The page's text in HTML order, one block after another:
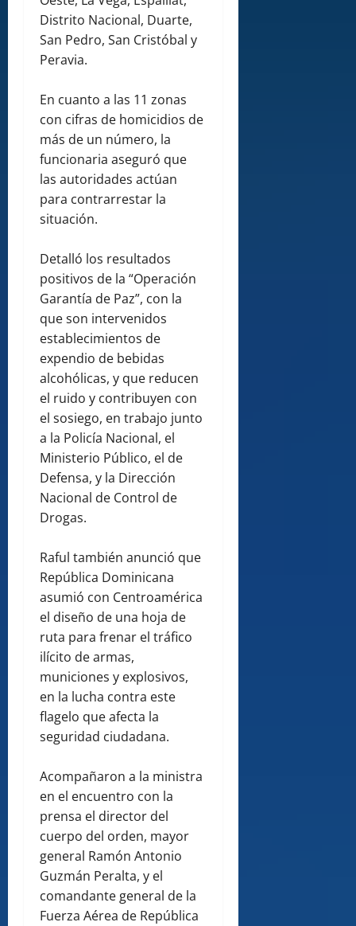
Distrito Nacional, Duarte,
San Pedro, San Cristóbal y
Peravia.
En cuanto a las 11 zonas
con cifras de homicidios de
más de un número, la
funcionaria aseguró que
las autoridades actúan
para contrarrestar la
situación.
Detalló los resultados
positivos de la “Operación
Garantía de Paz”, con la
que son intervenidos
establecimientos de
expendio de bebidas
alcohólicas, y que reducen
el ruido y contribuyen con
el sosiego, en trabajo junto
a la Policía Nacional, el
Ministerio Público, el de
Defensa, y la Dirección
Nacional de Control de
Drogas.
Raful también anunció que
República Dominicana
asumió con Centroamérica
el diseño de una hoja de
ruta para frenar el tráfico
ilícito de armas,
municiones y explosivos,
en la lucha contra este
flagelo que afecta la
seguridad ciudadana.
Acompañaron a la ministra
en el encuentro con la
prensa el director del
cuerpo del orden, mayor
general Ramón Antonio
Guzmán Peralta, y el
comandante general de la
Fuerza Aérea de República